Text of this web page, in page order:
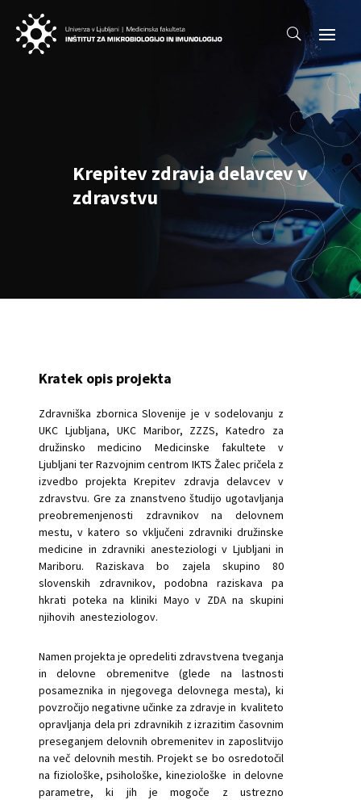
Krepitev zdravja delavcev v
zdravstvu
Kratek opis projekta
Zdravniška zbornica Slovenije je v sodelovanju z
UKC Ljubljana, UKC Maribor, ZZZS, Katedro za
družinsko medicino Medicinske fakultete v
Ljubljani ter Razvojnim centrom IKTS Žalec pričela z
izvedbo projekta Krepitev zdravja delavcev v
zdravstvu. Gre za znanstveno študijo ugotavljanja
preobremenjenosti zdravnikov na delovnem
mestu, v katero so vključeni zdravniki družinske
medicine in zdravniki anesteziologi v Ljubljani in
Mariboru. Raziskava bo zajela skupino 80
slovenskih zdravnikov, podobna raziskava pa
hkrati poteka na kliniki Mayo v ZDA na skupini
njihovih anesteziologov.
Namen projekta je opredeliti zdravstvena tveganja
in delovne obremenitve (glede na lastnosti
posameznika in njegovega delovnega mesta), ki
povzročijo negativne učinke za zdravje in kvaliteto
opravljanja dela pri zdravnikih z izrazitim časovnim
preseganjem delovnih obremenitev in zaposlitvijo
na več delovnih mestih. Projekt se bo osredotočil
na fiziološke, psihološke, kineziološke in delovne
parametre, ki jih je mogoče z ustrezno